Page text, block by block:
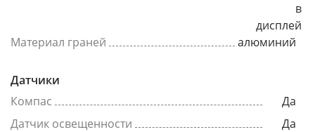
в
дисплей
Материал граней
алюминий
Датчики
Компас
Да
Датчик освещенности
Да